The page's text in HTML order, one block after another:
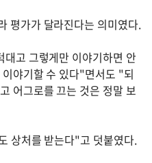
평가가 달라진다는 의미였다.
고 그렇게만 이야기하면 안
야기할 수 있다"면서도 "되
어그로를 끄는 것은 정말 보
상처를 받는다"고 덧붙였다.